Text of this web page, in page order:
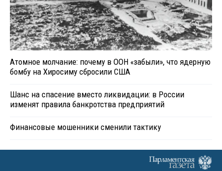
Атомное молчание: почему в ООН «забыли», что ядерную
бомбу на Хиросиму сбросили США
Шанс на спасение вместо ликвидации: в России
изменят правила банкротства предприятий
Финансовые мошенники сменили тактику